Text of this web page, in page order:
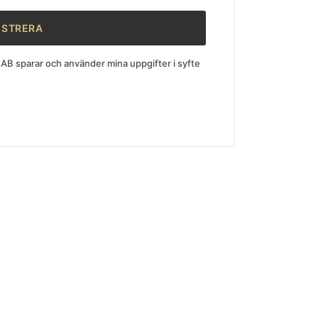
sparar och använder mina uppgifter i syfte